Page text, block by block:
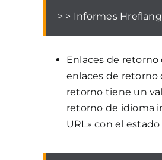
> > Informes
Enlaces de
enlaces de retorno
retorno tiene un
retorno de idioma
URL» con el